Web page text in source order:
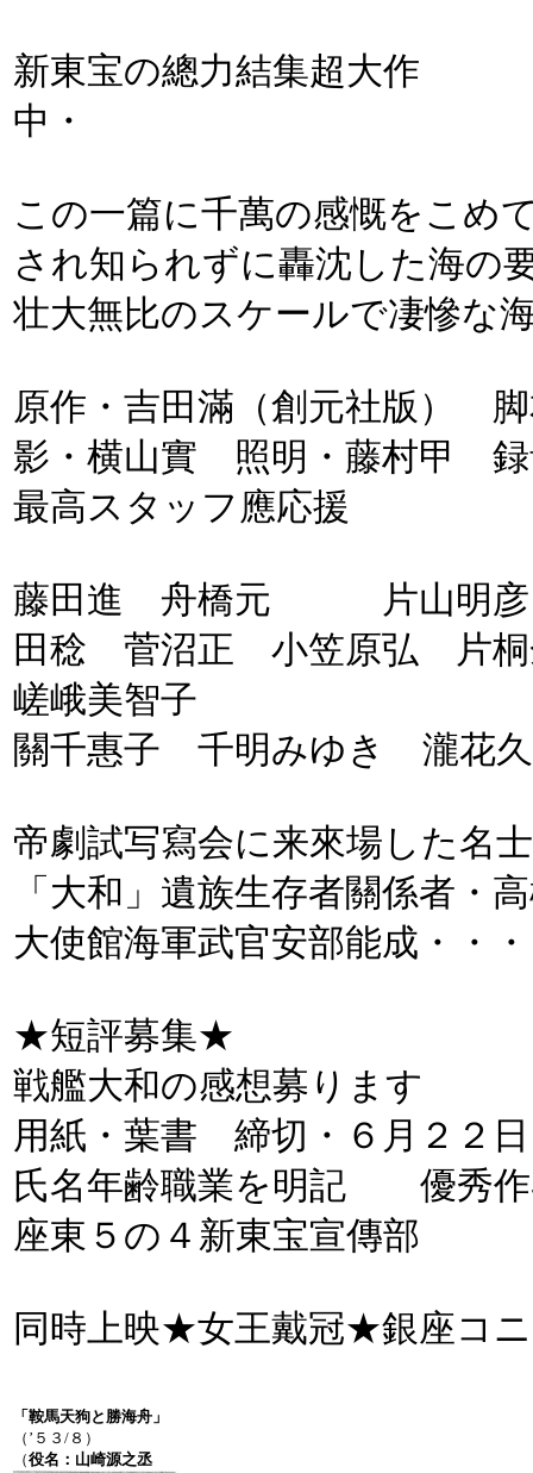
新東宝の總力結集超大作
中・
この一篇に千萬の感慨をこ
され知られずに轟沈した海の
壮大無比のスケールで凄慘
原作・吉田滿（創元社版）
影・横山實 照明・藤村甲
最高スタッフ應応援
藤田進 舟橋元 片山明彦
田稔 菅沼正 小笠原弘
嵯峨美智子
關千惠子 千明みゆき 瀧
帝劇試写寫会に来來場した名士
「大和」遺族生存者關係者・
大使館海軍武官安部能成・・
★短評募集★
戦艦大和の感想募ります
用紙・葉書 締切・６月２２
氏名年齢職業を明記 優秀作
座東５の４新東宝宣傳部
同時上映★女王戴冠★銀座コ
「鞍馬天狗と勝海舟」
（’５３/８）
（役名：山崎源之丞